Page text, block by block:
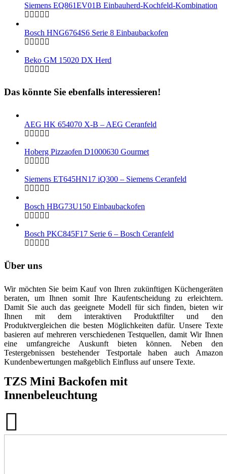
Siemens EQ861EV01B Einbauherd-Kochfeld-Kombination
Bosch HNG6764S6 Serie 8 Einbaubackofen
Beko GM 15020 DX Herd
Das könnte Sie ebenfalls interessieren!
AEG HK 654070 X-B – AEG Ceranfeld
Hoberg Pizzaofen D1000630 Gourmet
Siemens ET645HN17 iQ300 – Siemens Ceranfeld
Bosch HBG73U150 Einbaubackofen
Bosch PKC845F17 Serie 6 – Bosch Ceranfeld
Über uns
Wir möchten Sie beim Kauf von Ihren zukünftigen Küchengeräten
beraten, um Ihnen somit Ihre Kaufentscheidung zu erleichtern.
Damit Sie auch das geeignete Modell für sich finden, bieten wir
Ihnen mit dem interaktiven Produktfilter und den
Produktvergleichen die besten Möglichkeiten dafür. Unsere Texte
basieren auf mehreren verschiedenen Testquellen, damit Wir Ihnen
eine umfangreiche Auskunft bieten können. Neben den
Testergebnissen bestehender Testportale haben auch Amazon
Kundenbewertungen maßgeblich Einfluss auf unsere Texte.
TZS Mini Backofen mit
Innenbeleuchtung